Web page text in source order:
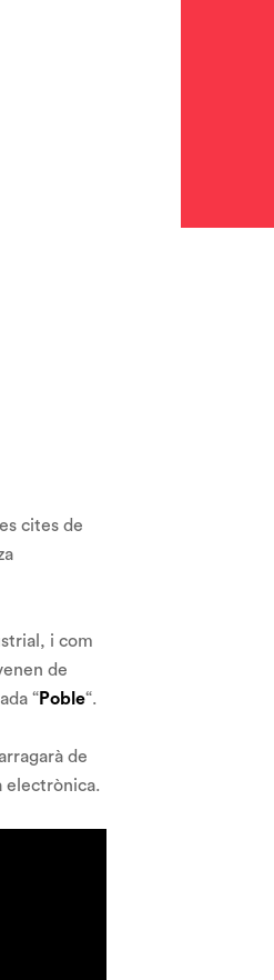
cites de
i com
de
“Poble“.
de
electrònica.